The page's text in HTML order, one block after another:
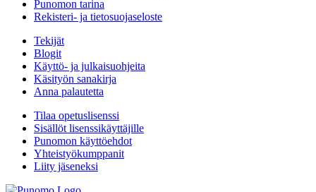
Punomon tarina
Rekisteri- ja tietosuojaseloste
Tekijät
Blogit
Käyttö- ja julkaisuohjeita
Käsityön sanakirja
Anna palautetta
Tilaa opetuslisenssi
Sisällöt lisenssikäyttäjille
Punomon käyttöehdot
Yhteistyökumppanit
Liity jäseneksi